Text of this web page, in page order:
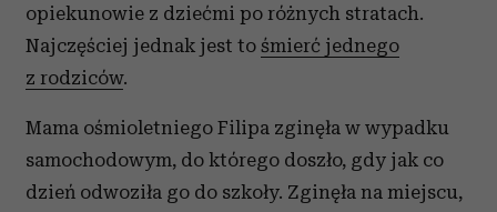
opiekunowie z dziećmi po różnych stratach.
Najczęściej jednak jest to śmierć jednego
z rodziców.
Mama ośmioletniego Filipa zginęła w wypadku
samochodowym, do którego doszło, gdy jak co
dzień odwoziła go do szkoły. Zginęła na miejscu,